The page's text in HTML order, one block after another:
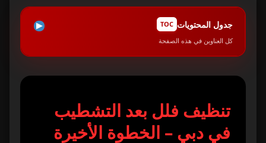
جدول المحتويات TOC
كل العناوين في هذه الصفحة
الخطوة الثالثة: تنظيف الجدران وإزالة آثار الدهان
تنظيف فلل بعد التشطيب
في دبي – الخطوة الأخيرة